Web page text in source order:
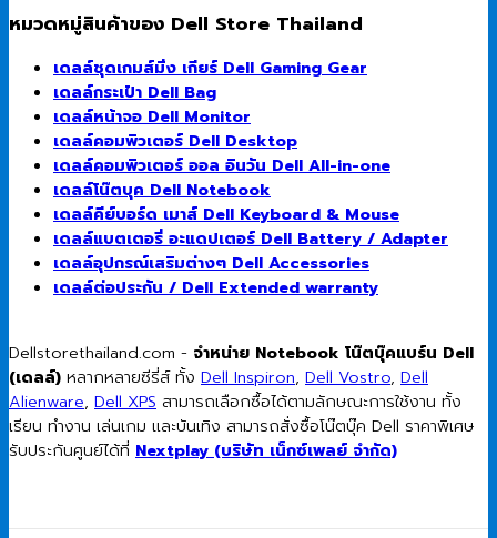
หมวดหมู่สินค้าของ Dell Store Thailand
เดลล์ชุดเกมส์มิ่ง เกียร์ Dell Gaming Gear
เดลล์กระเป๋า Dell Bag
เดลล์หน้าจอ Dell Monitor
เดลล์คอมพิวเตอร์ Dell Desktop
เดลล์คอมพิวเตอร์ ออล อินวัน Dell All-in-one
เดลล์โน๊ตบุค Dell Notebook
เดลล์คีย์บอร์ด เมาส์ Dell Keyboard & Mouse
เดลล์แบตเตอรี่ อะแดปเตอร์ Dell Battery / Adapter
เดลล์อุปกรณ์เสริมต่างๆ Dell Accessories
เดลล์ต่อประกัน / Dell Extended warranty
Dellstorethailand.com - จำหน่าย Notebook โน๊ตบุ๊คแบร์น Dell
(เดลล์) หลากหลายซีรี่ส์ ทั้ง Dell Inspiron, Dell Vostro, Dell
Alienware, Dell XPS สามารถเลือกซื้อได้ตามลักษณะการใช้งาน ทั้ง
เรียน ทำงาน เล่นเกม และบันเทิง สามารถสั่งซื้อโน๊ตบุ๊ค Dell ราคาพิเศษ
รับประกันศูนย์ได้ที่ Nextplay (บริษัท เน็กซ์เพลย์ จำกัด)